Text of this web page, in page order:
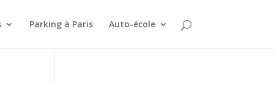
Parking à Paris Auto-école